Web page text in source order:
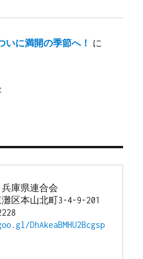
いに満開の季節へ！ に
庫県連合会
区本山北町3-4-9-201
DhAkeaBMHU2Bcgsp